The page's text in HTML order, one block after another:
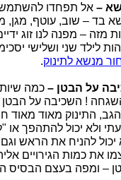
– אל תפחדו להשתמש
בד – שוב, עוטף, מגן,
מזה – מפנה לנו זוג
לילד שני ושלישי
מנשא לתינוק.
על הבטן – כמה
! השכיבה על הבטן
התינוק מאוד מאוד
ולא יכול להתהפך או
יכול להניח את הראש
את כמות הגירויים
– ומפה בעצם הבסיס